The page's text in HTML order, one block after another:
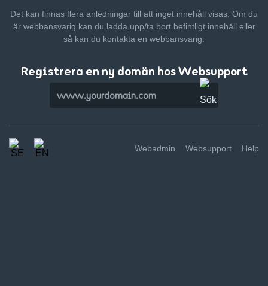
Det kan finnas flera anledningar till att inget innehåll visas. Om du
är webbansvarig kan du ladda upp/ta bort befintligt innehåll eller
så kan du kontakta en webbansvarig.
Registrera en ny domän hos Websupport
Webadmin Websupport Help